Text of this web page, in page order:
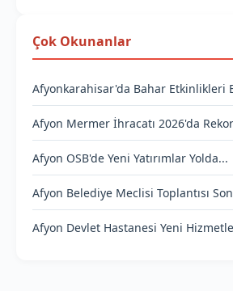
Çok Okunanlar
Afyonkarahisar'da Bahar Etkinlikleri
Afyon Mermer İhracatı 2026'da Rekor
Afyon OSB'de Yeni Yatırımlar Yolda...
Afyon Belediye Meclisi Toplantısı
Afyon Devlet Hastanesi Yeni